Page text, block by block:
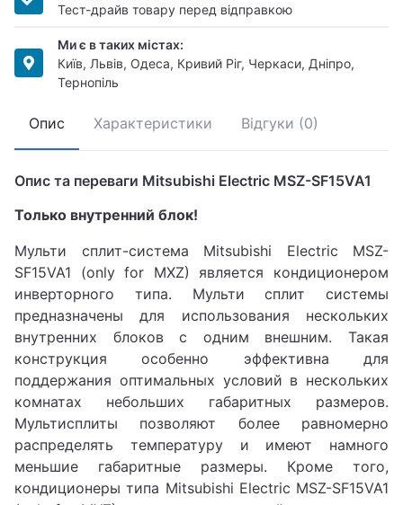
Тест-драйв товару перед відправкою
Ми є в таких містах:
Київ, Львів, Одеса, Кривий Ріг, Черкаси, Дніпро,
Тернопіль
Опис Характеристики Відгуки (0)
Опис та переваги Mitsubishi Electric MSZ-SF15VA1
Только внутренний блок!
Мульти сплит-система Mitsubishi Electric MSZ-
SF15VA1 (only for MXZ) является кондиционером
инверторного типа. Мульти сплит системы
предназначены для использования нескольких
внутренних блоков с одним внешним. Такая
конструкция особенно эффективна для
поддержания оптимальных условий в нескольких
комнатах небольших габаритных размеров.
Мультисплиты позволяют более равномерно
распределять температуру и имеют намного
меньшие габаритные размеры. Кроме того,
кондиционеры типа Mitsubishi Electric MSZ-SF15VA1